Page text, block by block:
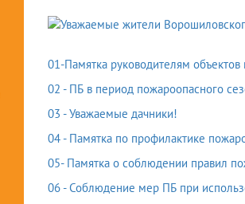
01-Памятка руководителям
02 - ПБ в период пожароопасного
03 - Уважаемые дачники!
04 - Памятка по профилактике
05- Памятка о соблюдении правил
06 - Соблюдение мер ПБ при